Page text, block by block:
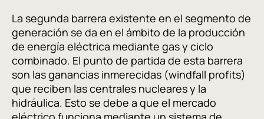
La segunda barrera existente en el segmento de
generación se da en el ámbito de la producción
de energía eléctrica mediante gas y ciclo
combinado. El punto de partida de esta barrera
son las ganancias inmerecidas (windfall profits)
que reciben las centrales nucleares y la
hidráulica. Esto se debe a que el mercado